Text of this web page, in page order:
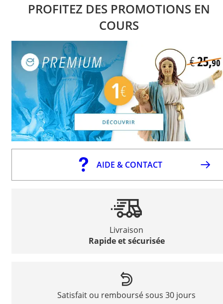
PROFITEZ DES PROMOTIONS EN
COURS
AIDE & CONTACT
Livraison
Rapide et sécurisée
Satisfait ou remboursé sous 30 jours